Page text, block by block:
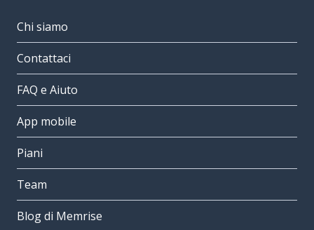
Chi siamo
Contattaci
FAQ e Aiuto
App mobile
Piani
Team
Blog di Memrise